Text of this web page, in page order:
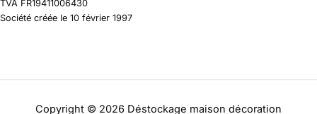
TVA FR19411006430
Société créée le 10 février 1997
Copyright © 2026 Déstockage maison décoration